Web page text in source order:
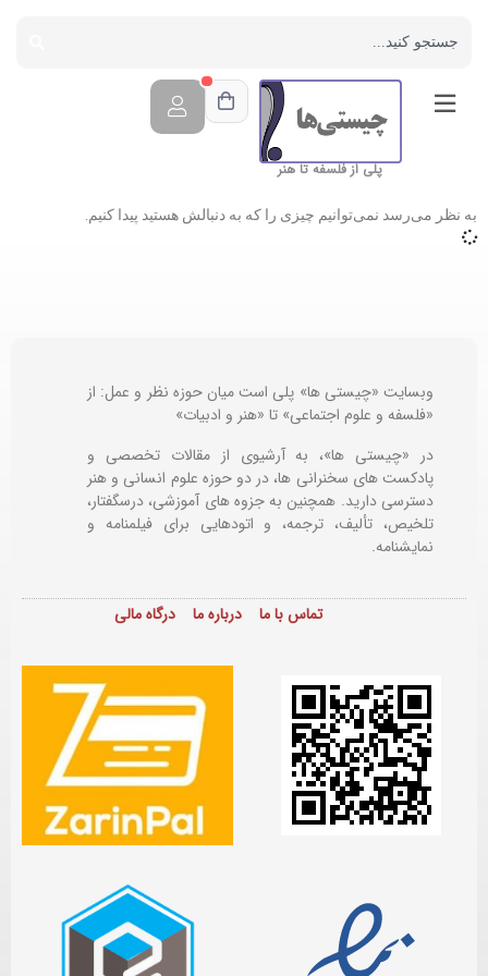
پلی از فلسفه تا هنر
به نظر می‌رسد نمی‌توانیم چیزی را که به دنبالش هستید پیدا کنیم.
وبسایت «چیستی ها» پلی است میان حوزه نظر و عمل: از
«فلسفه و علوم اجتماعی» تا «هنر و ادبیات»
در «چیستی ها»، به آرشیوی از مقالات تخصصی و
پادکست های سخنرانی ها، در دو حوزه علوم انسانی و هنر
دسترسی دارید. همچنین به جزوه های آموزشی، درسگفتار،
تلخیص، تألیف، ترجمه، و اتودهایی برایفیلمنامه و
نمایشنامه.
تماس با ما درباره ما درگاه مالی